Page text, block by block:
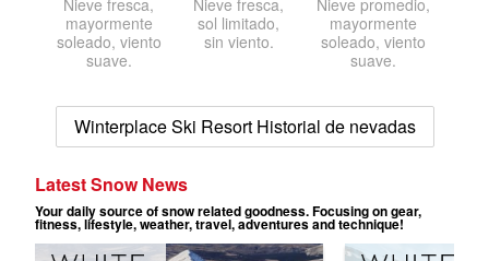
Nieve fresca,
mayormente
soleado, viento
suave.
Nieve fresca,
sol limitado,
sin viento.
Nieve promedio,
mayormente
soleado, viento
suave.
Winterplace Ski Resort Historial de nevadas